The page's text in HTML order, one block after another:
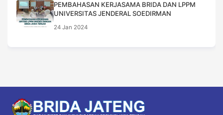
PEMBAHASAN KERJASAMA BRIDA DAN LPPM
UNIVERSITAS JENDERAL SOEDIRMAN
24 Jan 2024